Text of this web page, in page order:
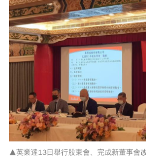
▲英業達13日舉行股東會、完成新董事會